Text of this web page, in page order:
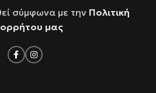
σύμφωνα με την Πολιτική
μας